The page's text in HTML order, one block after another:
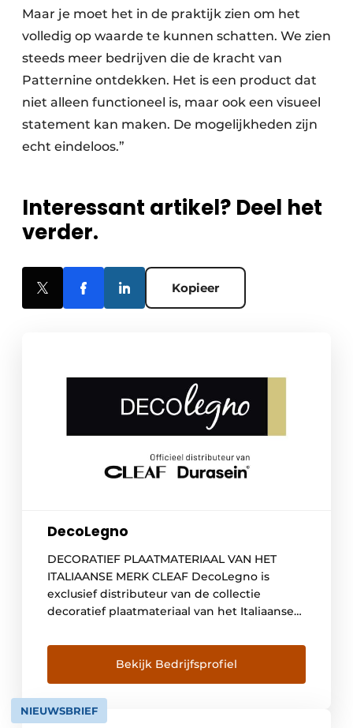
Maar je moet het in de praktijk zien om het
volledig op waarde te kunnen schatten. We zien
steeds meer bedrijven die de kracht van
Patternine ontdekken. Het is een product dat
niet alleen functioneel is, maar ook een visueel
statement kan maken. De mogelijkheden zijn
echt eindeloos.”
Interessant artikel? Deel het
verder.
Kopieer
DecoLegno
DECORATIEF PLAATMATERIAAL VAN HET
ITALIAANSE MERK CLEAF DecoLegno is
exclusief distributeur van de collectie
decoratief plaatmateriaal van het Italiaanse
alternatief voor de toepassing van
natuurlijke materialen in interieur- en
meubelontwerp voor zowel particuliere- als
kantoor- of hospitality projecten.
Plaatmateriaal met optische én voelbare
Bekijk Bedrijfsprofiel
NIEUWSBRIEF